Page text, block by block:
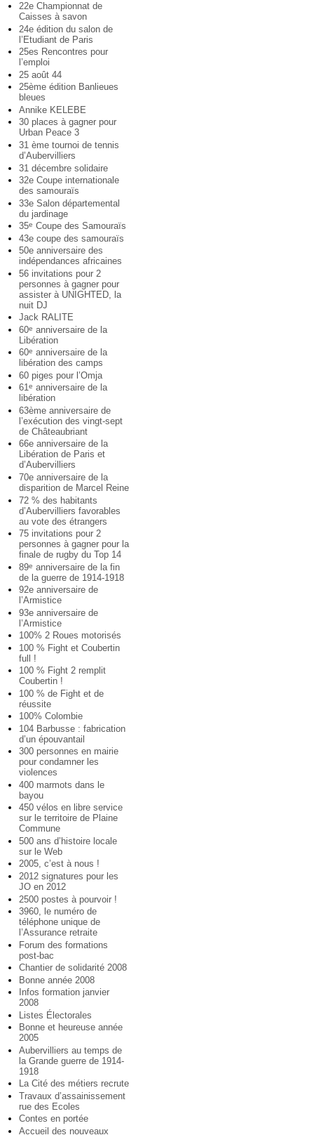
22e Championnat de
Caisses à savon
24e édition du salon de
l’Etudiant de Paris
25es Rencontres pour
l’emploi
25 août 44
25ème édition Banlieues
bleues
Annike KELEBE
30 places à gagner pour
Urban Peace 3
31 ème tournoi de tennis
d’Aubervilliers
31 décembre solidaire
32e Coupe internationale
des samouraïs
33e Salon départemental
du jardinage
35e Coupe des Samouraïs
43e coupe des samouraïs
50e anniversaire des
indépendances africaines
56 invitations pour 2
personnes à gagner pour
assister à UNIGHTED, la
nuit DJ
Jack RALITE
60e anniversaire de la
Libération
60e anniversaire de la
libération des camps
60 piges pour l’Omja
61e anniversaire de la
libération
63ème anniversaire de
l’exécution des vingt-sept
de Châteaubriant
66e anniversaire de la
Libération de Paris et
d’Aubervilliers
70e anniversaire de la
disparition de Marcel Reine
72 % des habitants
d’Aubervilliers favorables
au vote des étrangers
75 invitations pour 2
personnes à gagner pour la
finale de rugby du Top 14
89e anniversaire de la fin
de la guerre de 1914-1918
92e anniversaire de
l’Armistice
93e anniversaire de
l’Armistice
100% 2 Roues motorisés
100 % Fight et Coubertin
full !
100 % Fight 2 remplit
Coubertin !
100 % de Fight et de
réussite
100% Colombie
104 Barbusse : fabrication
d’un épouvantail
300 personnes en mairie
pour condamner les
violences
400 marmots dans le
bayou
450 vélos en libre service
sur le territoire de Plaine
Commune
500 ans d’histoire locale
sur le Web
2005, c’est à nous !
2012 signatures pour les
JO en 2012
2500 postes à pourvoir !
3960, le numéro de
téléphone unique de
l’Assurance retraite
Forum des formations
post-bac
Chantier de solidarité 2008
Bonne année 2008
Infos formation janvier
2008
Listes Électorales
Bonne et heureuse année
2005
Aubervilliers au temps de
la Grande guerre de 1914-
1918
La Cité des métiers recrute
Travaux d’assainissement
rue des Ecoles
Contes en portée
Accueil des nouveaux